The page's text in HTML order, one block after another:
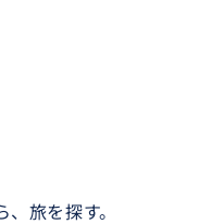
旅を探す。